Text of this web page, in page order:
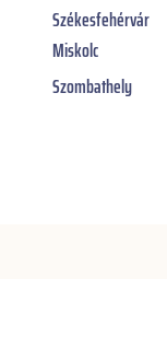
Székesfehérvár
Miskolc
Szombathely